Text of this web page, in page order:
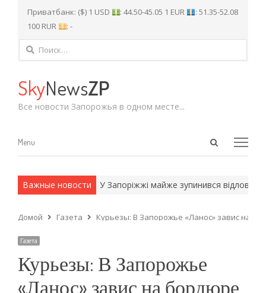
Приватбанк: ($) 1 USD : 44.50-45.05 1 EUR
: 51.35-52.08
100 RUR
: -
Найти:
SkyNewsZP
Все новости Запорожья в одном месте...
Open
Menu
Menu
Важные новости
методы. У Запоріжжі майже зупинився відлов і
Домой Газета Курьезы: В Запорожье «Ланос» завис на
Газета
Курьезы: В Запорожье
«Ланос» завис на бордюре